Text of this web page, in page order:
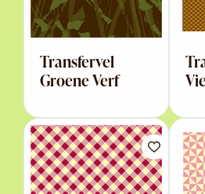
Transfervel
Groene Verf